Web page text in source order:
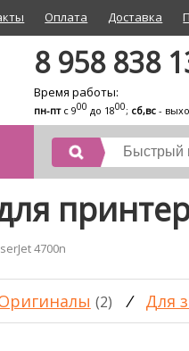
Оплата Доставка
8 958 838
Время работы:
пн-птс 900 до 1800; сб,вс -
4700n
(2) / Для